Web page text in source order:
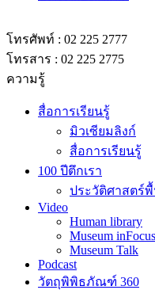
โทรศัพท์ : 02 225 2777
โทรสาร : 02 225 2775
ความรู้
สื่อการเรียนรู้
มิวเซียมลิงก์
สื่อการเรียนรู้
100 ปีตึกเรา
ประวัติศาสตร์
Video
Human library
Museum
Museum Talk
Podcast
วัตถุพิพิธภัณฑ์ 360